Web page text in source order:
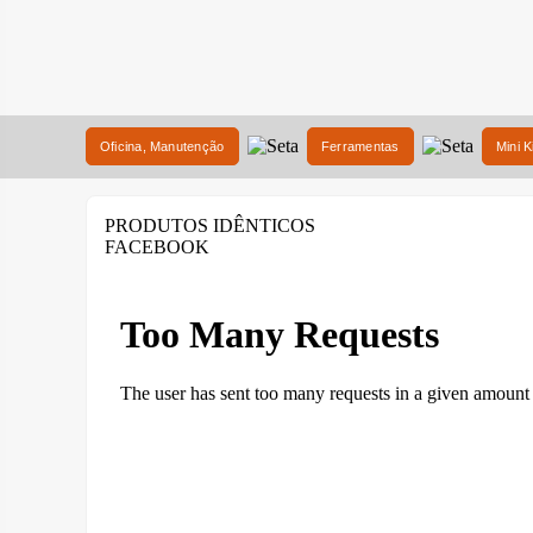
Oficina, Manutenção Ferramentas Mini
PRODUTOS IDÊNTICOS
FACEBOOK